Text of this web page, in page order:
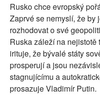
Rusko chce evropský
Zaprvé se nemyslí, že by
rozhodovat o své
Ruska záleží na
irituje, že bývalé státy
prosperují a jsou
stagnujícímu a
prosazuje Vladimír Putin.